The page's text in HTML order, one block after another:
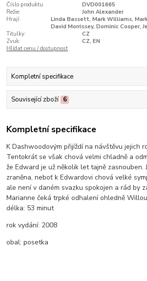
Číslo produktu:
DVD001665
Režie:
John Alexander
Hrají:
Linda Bassett, Mark Williams,
David Morrissey, Dominic Cooper,
Titulky:
CZ
Zvuk:
CZ, EN
Hlídat cenu / dostupnost
Kompletní specifikace
Související zboží 6
Kompletní specifikace
K Dashwoodovým přijíždí na návštěvu jejich
Tentokrát se však chová velmi chladně a
že Edward je už několik let tajně zasnouben.
zraněna, neboť k Edwardovi chová velké
ale není v daném svazku spokojen a rád by
Marianne čeká trpké odhalení ohledně
délka: 53 minut
rok vydání: 2008
obal: posetka